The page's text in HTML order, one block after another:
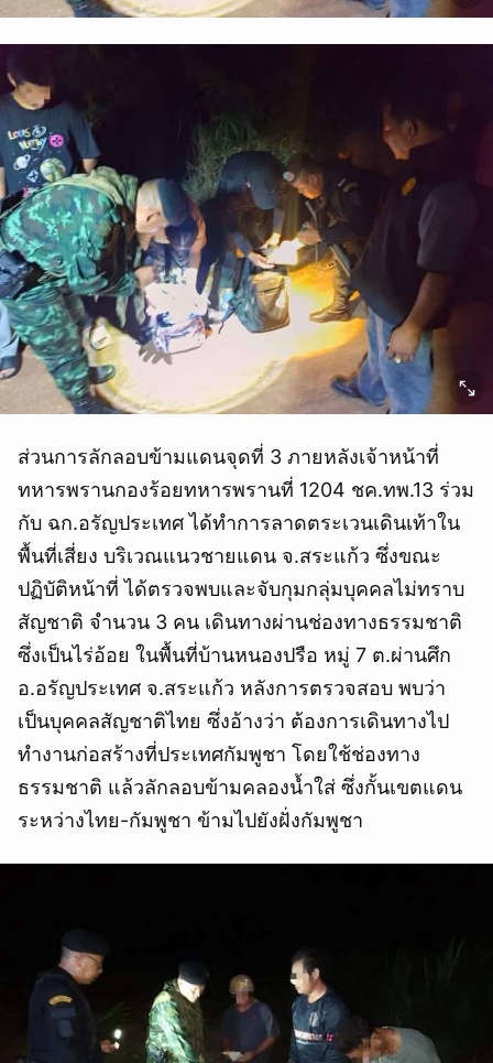
ส่วนการลักลอบข้ามแดนจุดที่ 3 ภายหลังเจ้าหน้าที่
ทหารพรานกองร้อยทหารพรานที่ 1204 ชค.ทพ.13 ร่วม
กับ ฉก.อรัญประเทศ ได้ทำการลาดตระเวนเดินเท้าใน
พื้นที่เสี่ยง บริเวณแนวชายแดน จ.สระแก้ว ซึ่งขณะ
ปฏิบัติหน้าที่ ได้ตรวจพบและจับกุมกลุ่มบุคคลไม่ทราบ
สัญชาติ จำนวน 3 คน เดินทางผ่านช่องทางธรรมชาติ
ซึ่งเป็นไร่อ้อย ในพื้นที่บ้านหนองปรือ หมู่ 7 ต.ผ่านศึก
อ.อรัญประเทศ จ.สระแก้ว หลังการตรวจสอบ พบว่า
เป็นบุคคลสัญชาติไทย ซึ่งอ้างว่า ต้องการเดินทางไป
ทำงานก่อสร้างที่ประเทศกัมพูชา โดยใช้ช่องทาง
ธรรมชาติ แล้วลักลอบข้ามคลองน้ำใส่ ซึ่งกั้นเขตแดน
ระหว่างไทย-กัมพูชา ข้ามไปยังฝั่งกัมพูชา